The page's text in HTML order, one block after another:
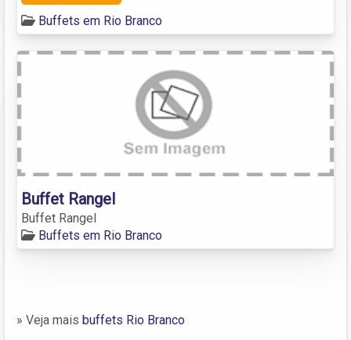
Buffets em Rio Branco
Buffet Rangel
Buffet Rangel
Buffets em Rio Branco
» Veja mais buffets Rio Branco